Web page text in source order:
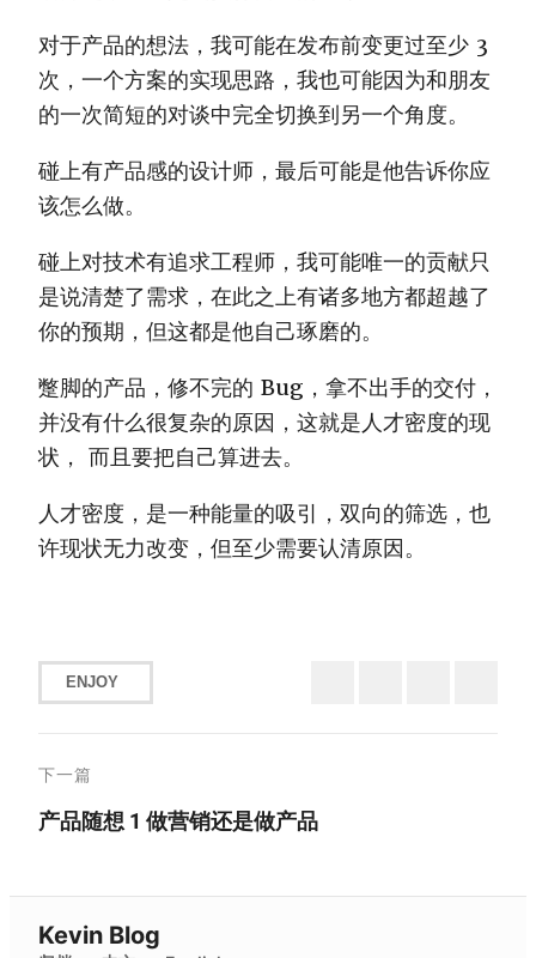
对于产品的想法，我可能在发布前变更过至少 3
次，一个方案的实现思路，我也可能因为和朋友
的一次简短的对谈中完全切换到另一个角度。
碰上有产品感的设计师，最后可能是他告诉你应
该怎么做。
碰上对技术有追求工程师，我可能唯一的贡献只
是说清楚了需求，在此之上有诸多地方都超越了
你的预期，但这都是他自己琢磨的。
蹩脚的产品，修不完的 Bug，拿不出手的交付，
并没有什么很复杂的原因，这就是人才密度的现
状， 而且要把自己算进去。
人才密度，是一种能量的吸引，双向的筛选，也
许现状无力改变，但至少需要认清原因。
ENJOY
下一篇
产品随想 1 做营销还是做产品
Kevin Blog